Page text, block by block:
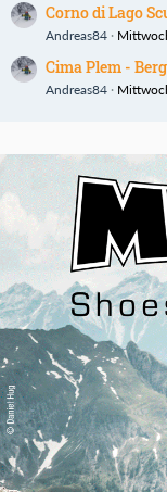
Corno di Lago
Andreas84
Cima Plem -
Andreas84